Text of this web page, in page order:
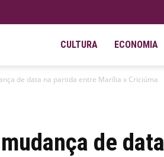
CULTURA ECONOMIA
de data na partida entre Marília x Criciúma
de